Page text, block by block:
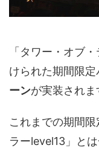
「タワー・オブ
けられた期間限定
ーンが実装されま
これまでの期間
ラーlevel13」と